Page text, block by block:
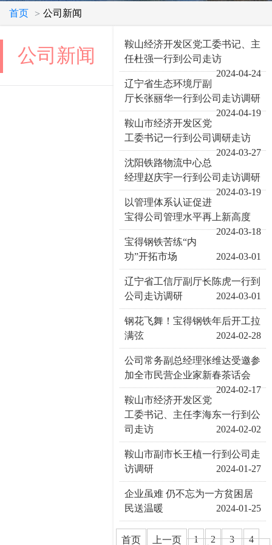
首页 > 公司新闻
公司新闻
鞍山经济开发区党工委书记、主
任杜强一行到公司走访
2024-04-24
辽宁省生态环境厅副
厅长张丽华一行到公司走访调研
2024-04-19
鞍山市经济开发区党
工委书记一行到公司调研走访
2024-03-27
沈阳铁路物流中心总
经理赵庆宇一行到公司走访调研
2024-03-19
以管理体系认证促进
宝得公司管理水平再上新高度
2024-03-18
宝得钢铁苦练“内
功”开拓市场
2024-03-01
辽宁省工信厅副厅长陈虎一行到
公司走访调研
2024-03-01
钢花飞舞！宝得钢铁年后开工拉
满弦
2024-02-28
公司常务副总经理张维达受邀参
加全市民营企业家新春茶话会
2024-02-17
鞍山市经济开发区党
工委书记、主任李海东一行到公
司走访
2024-02-02
鞍山市副市长王植一行到公司走
访调研
2024-01-27
企业虽难 仍不忘为一方贫困居
民送温暖
2024-01-25
首页 上一页 1 2 3
4